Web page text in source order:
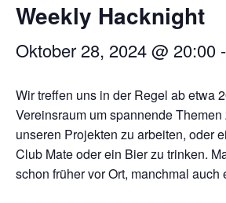
Weekly Hacknight
Oktober 28, 2024 @ 20:00 -
Wir treffen uns in der Regel ab etwa
Vereinsraum um spannende
unseren Projekten zu arbeiten, oder
Club Mate oder ein Bier zu trinken.
schon früher vor Ort, manchmal auch